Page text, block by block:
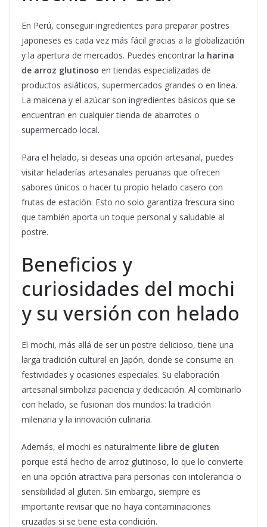
En Perú, conseguir ingredientes para preparar postres
japoneses es cada vez más fácil gracias a la globalización
y la apertura de mercados. Puedes encontrar la harina
de arroz glutinoso en tiendas especializadas de
productos asiáticos, supermercados grandes o en línea.
La maicena y el azúcar son ingredientes básicos que se
encuentran en cualquier tienda de abarrotes o
supermercado local.
Para el helado, si deseas una opción artesanal, puedes
visitar heladerías artesanales peruanas que ofrecen
sabores únicos o hacer tu propio helado casero con
frutas de estación. Esto no solo garantiza frescura sino
que también aporta un toque personal y saludable al
postre.
Beneficios y
curiosidades del mochi
y su versión con helado
El mochi, más allá de ser un postre delicioso, tiene una
larga tradición cultural en Japón, donde se consume en
festividades y ocasiones especiales. Su elaboración
artesanal simboliza paciencia y dedicación. Al combinarlo
con helado, se fusionan dos mundos: la tradición
milenaria y la innovación culinaria.
Además, el mochi es naturalmente libre de gluten
porque está hecho de arroz glutinoso, lo que lo convierte
en una opción atractiva para personas con intolerancia o
sensibilidad al gluten. Sin embargo, siempre es
importante revisar que no haya contaminaciones
cruzadas si se tiene esta condición.